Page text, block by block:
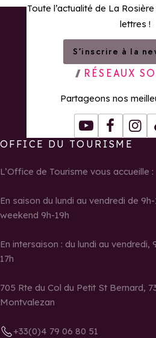
Toute l’actualité de La
lettres !
S’inscrire à la
RÉSEAUX
Partageons nos
YoutubeFacebook
OFFICE DU TOURISME
L’Office de Tourisme vous accueille :
En saison du lundi au vendredi de
weekend 9h-19h
En intersaison : du lundi au vendredi,
17h
705 Rte du Col du Petit St Bernard,
Montvalezan
+33(0)4 79 06 80 51